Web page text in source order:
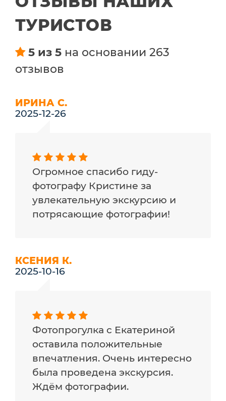
ТУРИСТОВ
5 из 5 на основании 263
отзывов
ИРИНА С.
2025-12-26
Огромное спасибо гиду-
фотографу Кристине за
увлекательную экскурсию и
потрясающие фотографии!
КСЕНИЯ К.
2025-10-16
Фотопрогулка с Екатериной
оставила положительные
впечатления. Очень интересно
была проведена экскурсия.
Ждём фотографии.